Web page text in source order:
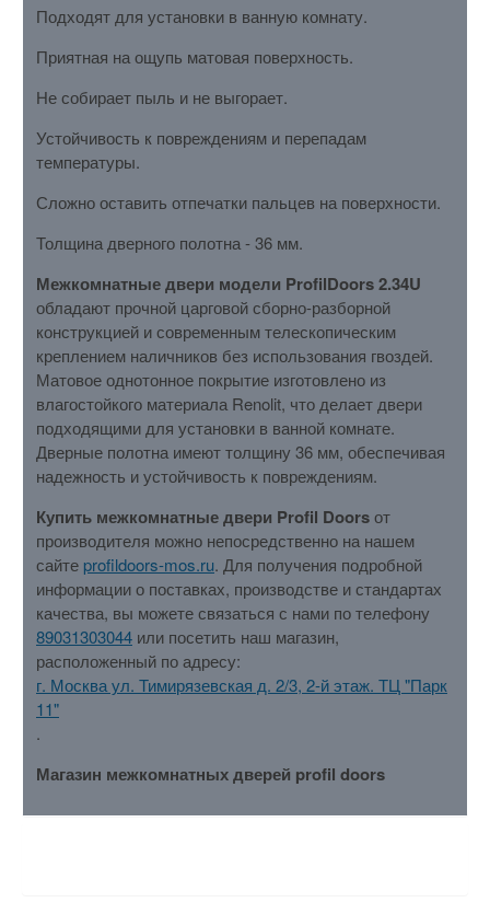
Подходят для установки в ванную комнату.
Приятная на ощупь матовая поверхность.
Не собирает пыль и не выгорает.
Устойчивость к повреждениям и перепадам
температуры.
Сложно оставить отпечатки пальцев на поверхности.
Толщина дверного полотна - 36 мм.
Межкомнатные двери модели ProfilDoors 2.34U
обладают прочной царговой сборно-разборной
конструкцией и современным телескопическим
креплением наличников без использования гвоздей.
Матовое однотонное покрытие изготовлено из
влагостойкого материала Renolit, что делает двери
подходящими для установки в ванной комнате.
Дверные полотна имеют толщину 36 мм, обеспечивая
надежность и устойчивость к повреждениям.
Купить межкомнатные двери Profil Doorsот
производителя можно непосредственно на нашем
сайте profildoors-mos.ru. Для получения подробной
информации о поставках, производстве и стандартах
качества, вы можете связаться с нами по телефону
89031303044 или посетить наш магазин,
расположенный по адресу:
г. Москва ул. Тимирязевская д. 2/3, 2-й этаж. ТЦ "Парк
11"
.
Магазин межкомнатных дверей profil doors